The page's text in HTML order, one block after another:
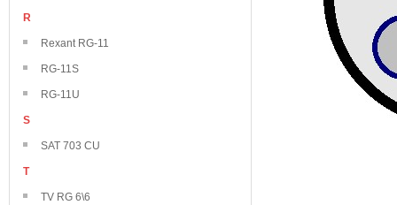
R
Rexant RG-11
RG-11S
RG-11U
S
SAT 703 CU
T
TV RG 6\6